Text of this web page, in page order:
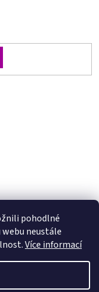
pohodlné
neustále
Více informací